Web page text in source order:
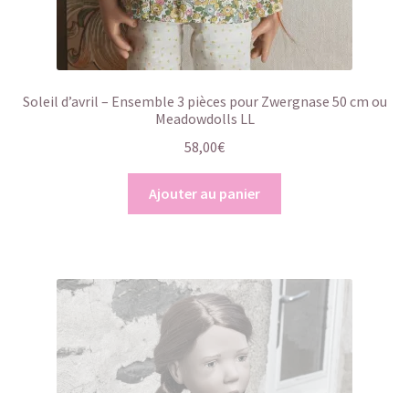
Soleil d’avril – Ensemble 3 pièces pour Zwergnase 50 cm ou
Meadowdolls LL
58,00€
Ajouter au panier